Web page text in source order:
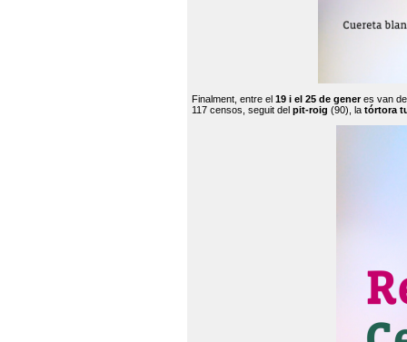
Finalment, entre el 19 i el 25 de generes van
117 censos, seguit del pit-roig (90), la tórtora